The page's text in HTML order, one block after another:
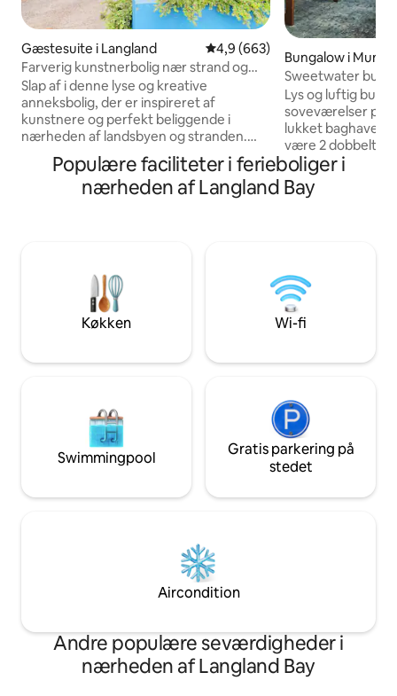
Gæstesuite i Langland 4,9 ud af 5 i gennemsnitlig
4,9 (663)
Farverig kunstnerbolig nær strand og
landsby
Slap af i denne lyse og kreative
anneksbolig, der er inspireret af
kunstnere og perfekt beliggende i
nærheden af landsbyen og stranden.
Dette hyggelige feriested er fyldt med
farve, karakter og gennemtænkte
detaljer og er ideelt for par, solorejsende
eller alle, der leder efter et fredeligt
udforske kysten, lokale caféer,
uafhængige butikker og smukke gåture i
nærheden. Vi er beliggende i et roligt,
men praktisk område, hvor man kan gå
Bungalow i
Sweetwater
soveværelser,
Lys og luftig
soveværelser på
lukket baghave
være 2
dobbeltseng og 2
Køkkenet har alt,
Loungen har
Limeslade Bay,
restaurant.
længere væk.
barer og butikker
Populære faciliteter i ferieboliger i
nærheden af Langland Bay
Køkken Wi-fi
Swimmingpool
Gratis parkering på
stedet
Aircondition
Andre populære seværdigheder i
nærheden af Langland Bay